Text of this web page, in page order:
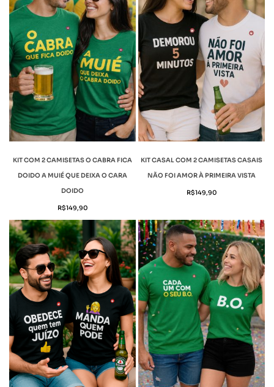
KIT COM 2 CAMISETAS O CABRA FICA
DOIDO A MUIÉ QUE DEIXA O CARA
DOIDO
R$149,90
KIT CASAL COM 2 CAMISETAS CASAIS
NÃO FOI AMOR À PRIMEIRA VISTA
R$149,90